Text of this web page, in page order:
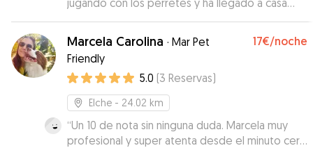
nosotros pudimos relajarnos sabiendo que
estaba en las mejores manos. ¡Totalmente
recomendados!”
jugando con los perretes y ha llegado a casa
super contenta.”
Marcela Carolina · Mar Pet
Friendly
17€/noche
5.0 (3 Reservas)
Elche - 24.02 km
“Un 10 de nota sin ninguna duda. Marcela muy
profesional y super atenta desde el minuto cero